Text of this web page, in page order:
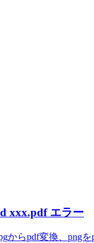
xxx.pdf エラー
からpdf変換、png